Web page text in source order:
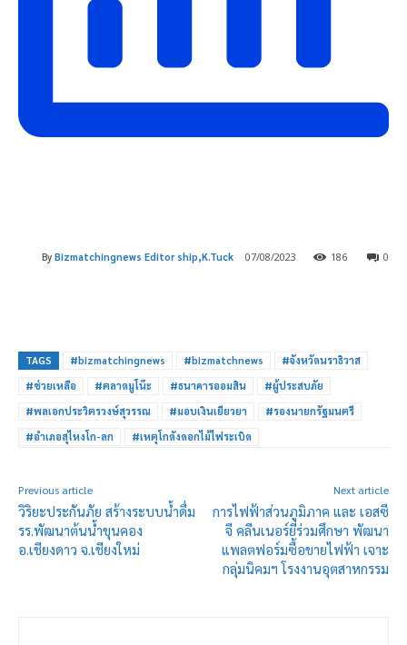
By Bizmatchingnews Editor ship,K.Tuck 07/08/2023 0
186
TAGS #bizmatchingnews #bizmatchnews
#จังหวัดนราธิวาส
#ช่วยเหลือ
#ตลาดมูโน๊ะ #ธนาคารออมสิน
#ผู้ประสบภัย
#พลเอกประวิตรวงษ์สุวรรณ
#มอบเงินเยียวยา
#รองนายกรัฐมนตรี
#อำเภอสุไหงโก-ลก
#เหตุโกดังดอกไม้ไฟระเบิด
Previous article
วิริยะประกันภัย สร้างระบบน้ำดื่ม
รร.พัฒนาต้นน้ำขุนคอง
อ.เชียงดาว จ.เชียงใหม่
Next article
การไฟฟ้าส่วนภูมิภาค และ เอสซี
จี คลีนเนอร์ยี่ร่วมศึกษา พัฒนา
แพลตฟอร์มซื้อขายไฟฟ้า เจาะ
กลุ่มนิคมฯ โรงงานอุตสาหกรรม